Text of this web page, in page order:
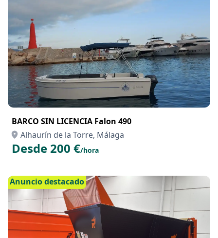
BARCO SIN LICENCIA Falon 490
Alhaurín de la Torre, Málaga
Desde 200 €/hora
Anuncio destacado